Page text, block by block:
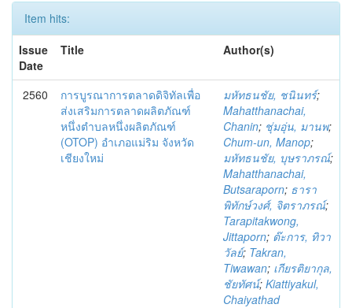
Item hits:
Issue
Date
Title Author(s)
2560
การบูรณาการตลาดดิจิทัลเพื่อ
ส่งเสริมการตลาดผลิตภัณฑ์
หนึ่งตำบลหนึ่งผลิตภัณฑ์
(OTOP) อำเภอแม่ริม จังหวัด
เชียงใหม่
มหัทธนชัย, ชนินทร์;
Mahatthanachai,
Chanin; ชุ่มอุ่น, มานพ;
Chum-un, Manop;
มหัทธนชัย, บุษราภรณ์;
Mahatthanachai,
Butsaraporn; ธารา
พิทักษ์วงศ์, จิตราภรณ์;
Tarapitakwong,
Jittaporn; ต๊ะการ, ทิวา
วัลย์; Takran,
Tiwawan; เกียรติยากุล,
ชัยทัศน์; Kiattiyakul,
Chaiyathad